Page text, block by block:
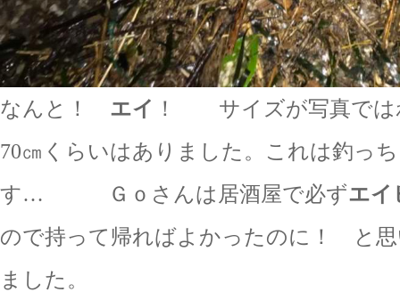
なんと！ エイ ！ サイズが写真では
70㎝くらいはありました。これは釣っ
す… Ｇｏさんは居酒屋で必ずエイ
ので持って帰ればよかったのに！ と
ました。